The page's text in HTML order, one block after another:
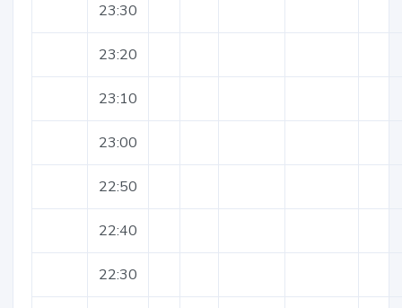
23:30
23:20
23:10
23:00
22:50
22:40
22:30